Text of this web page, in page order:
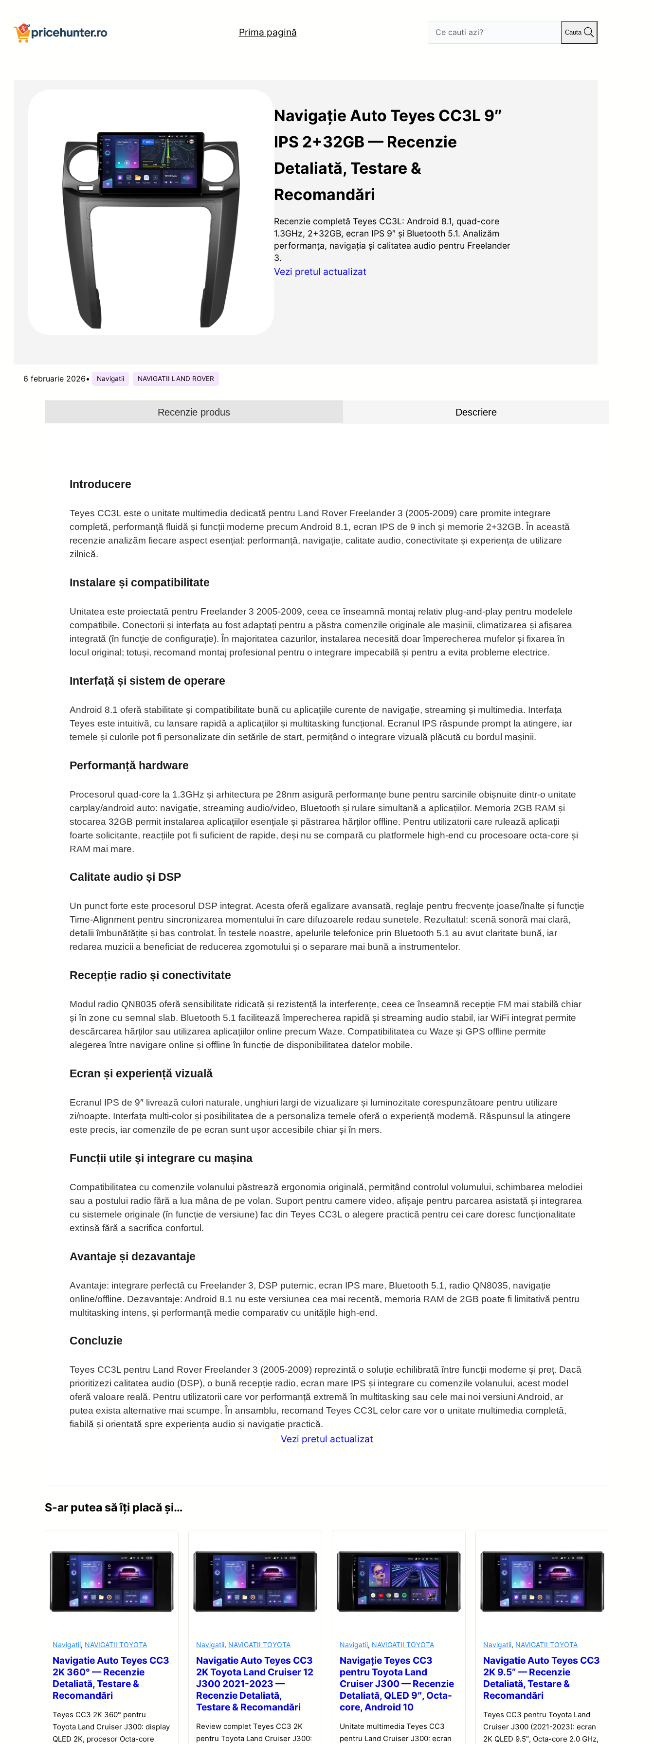
conținut
Prima pagină Cauta
Navigație Auto Teyes CC3L 9″
IPS 2+32GB — Recenzie
Detaliată, Testare &
Recomandări
Recenzie completă Teyes CC3L: Android 8.1, quad-core
1.3GHz, 2+32GB, ecran IPS 9″ și Bluetooth 5.1. Analizăm
performanța, navigația și calitatea audio pentru Freelander
3.
Vezi pretul actualizat
6 februarie 2026• Navigatii NAVIGATII LAND ROVER
Recenzie produs Descriere
Introducere
Teyes CC3L este o unitate multimedia dedicată pentru Land Rover Freelander 3 (2005-2009) care promite integrare
completă, performanță fluidă și funcții moderne precum Android 8.1, ecran IPS de 9 inch și memorie 2+32GB. În această
recenzie analizăm fiecare aspect esențial: performanță, navigație, calitate audio, conectivitate și experiența de utilizare
zilnică.
Instalare și compatibilitate
Unitatea este proiectată pentru Freelander 3 2005-2009, ceea ce înseamnă montaj relativ plug-and-play pentru modelele
compatibile. Conectorii și interfața au fost adaptați pentru a păstra comenzile originale ale mașinii, climatizarea și afișarea
integrată (în funcție de configurație). În majoritatea cazurilor, instalarea necesită doar împerecherea mufelor și fixarea în
locul original; totuși, recomand montaj profesional pentru o integrare impecabilă și pentru a evita probleme electrice.
Interfață și sistem de operare
Android 8.1 oferă stabilitate și compatibilitate bună cu aplicațiile curente de navigație, streaming și multimedia. Interfața
Teyes este intuitivă, cu lansare rapidă a aplicațiilor și multitasking funcțional. Ecranul IPS răspunde prompt la atingere, iar
temele și culorile pot fi personalizate din setările de start, permițând o integrare vizuală plăcută cu bordul mașinii.
Performanță hardware
Procesorul quad-core la 1.3GHz și arhitectura pe 28nm asigură performanțe bune pentru sarcinile obișnuite dintr-o unitate
carplay/android auto: navigație, streaming audio/video, Bluetooth și rulare simultană a aplicațiilor. Memoria 2GB RAM și
stocarea 32GB permit instalarea aplicațiilor esențiale și păstrarea hărților offline. Pentru utilizatorii care rulează aplicații
foarte solicitante, reacțiile pot fi suficient de rapide, deși nu se compară cu platformele high-end cu procesoare octa-core și
RAM mai mare.
Calitate audio și DSP
Un punct forte este procesorul DSP integrat. Acesta oferă egalizare avansată, reglaje pentru frecvențe joase/înalte și funcție
Time-Alignment pentru sincronizarea momentului în care difuzoarele redau sunetele. Rezultatul: scenă sonoră mai clară,
detalii îmbunătățite și bas controlat. În testele noastre, apelurile telefonice prin Bluetooth 5.1 au avut claritate bună, iar
redarea muzicii a beneficiat de reducerea zgomotului și o separare mai bună a instrumentelor.
Recepție radio și conectivitate
Modul radio QN8035 oferă sensibilitate ridicată și rezistență la interferențe, ceea ce înseamnă recepție FM mai stabilă chiar
și în zone cu semnal slab. Bluetooth 5.1 facilitează împerecherea rapidă și streaming audio stabil, iar WiFi integrat permite
descărcarea hărților sau utilizarea aplicațiilor online precum Waze. Compatibilitatea cu Waze și GPS offline permite
alegerea între navigare online și offline în funcție de disponibilitatea datelor mobile.
Ecran și experiență vizuală
Ecranul IPS de 9″ livrează culori naturale, unghiuri largi de vizualizare și luminozitate corespunzătoare pentru utilizare
zi/noapte. Interfața multi-color și posibilitatea de a personaliza temele oferă o experiență modernă. Răspunsul la atingere
este precis, iar comenzile de pe ecran sunt ușor accesibile chiar și în mers.
Funcții utile și integrare cu mașina
Compatibilitatea cu comenzile volanului păstrează ergonomia originală, permițând controlul volumului, schimbarea melodiei
sau a postului radio fără a lua mâna de pe volan. Suport pentru camere video, afișaje pentru parcarea asistată și integrarea
cu sistemele originale (în funcție de versiune) fac din Teyes CC3L o alegere practică pentru cei care doresc funcționalitate
extinsă fără a sacrifica confortul.
Avantaje și dezavantaje
Avantaje: integrare perfectă cu Freelander 3, DSP puternic, ecran IPS mare, Bluetooth 5.1, radio QN8035, navigație
online/offline. Dezavantaje: Android 8.1 nu este versiunea cea mai recentă, memoria RAM de 2GB poate fi limitativă pentru
multitasking intens, și performanță medie comparativ cu unitățile high-end.
Concluzie
Teyes CC3L pentru Land Rover Freelander 3 (2005-2009) reprezintă o soluție echilibrată între funcții moderne și preț. Dacă
prioritizezi calitatea audio (DSP), o bună recepție radio, ecran mare IPS și integrare cu comenzile volanului, acest model
oferă valoare reală. Pentru utilizatorii care vor performanță extremă în multitasking sau cele mai noi versiuni Android, ar
putea exista alternative mai scumpe. În ansamblu, recomand Teyes CC3L celor care vor o unitate multimedia completă,
fiabilă și orientată spre experiența audio și navigație practică.
Vezi pretul actualizat
S-ar putea să îți placă și…
Navigatii, NAVIGATII TOYOTA
Navigatie Auto Teyes CC3
2K 360° — Recenzie
Detaliată, Testare &
Recomandări
Teyes CC3 2K 360° pentru
Toyota Land Cruiser J300: display
QLED 2K, procesor Octa-core
Navigatii, NAVIGATII TOYOTA
Navigatie Auto Teyes CC3
2K Toyota Land Cruiser 12
J300 2021-2023 —
Recenzie Detaliată,
Testare & Recomandări
Review complet Teyes CC3 2K
pentru Toyota Land Cruiser J300:
Navigatii, NAVIGATII TOYOTA
Navigație Teyes CC3
pentru Toyota Land
Cruiser J300 — Recenzie
Detaliată, QLED 9″, Octa-
core, Android 10
Unitate multimedia Teyes CC3
pentru Land Cruiser J300: ecran
Navigatii, NAVIGATII TOYOTA
Navigatie Auto Teyes CC3
2K 9.5” — Recenzie
Detaliată, Testare &
Recomandări
Teyes CC3 pentru Toyota Land
Cruiser J300 (2021-2023): ecran
2K QLED 9.5″, Octa-core 2.0 GHz,